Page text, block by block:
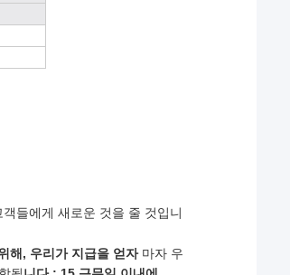
들에게 새로운 것을 줄 것입니
해, 우리가 지급을 얻자마자 우